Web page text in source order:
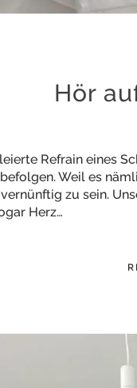
Hör
Refrain eines
Weil es
zu sein.
Herz…